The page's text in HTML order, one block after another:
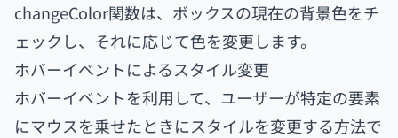
changeColor関数は、ボックスの現在の背景色をチ
ェックし、それに応じて色を変更します。
ホバーイベントによるスタイル変更
ホバーイベントを利用して、ユーザーが特定の要素
にマウスを乗せたときにスタイルを変更する方法で